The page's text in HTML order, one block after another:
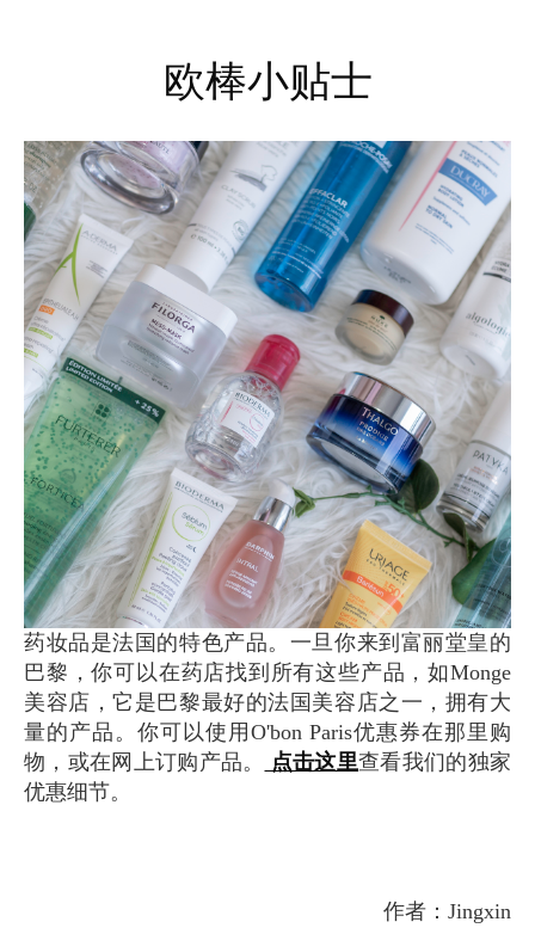
欧棒小贴士
药妆品是法国的特色产品。一旦你来到富丽堂皇的
巴黎，你可以在药店找到所有这些产品，如Monge
美容店，它是巴黎最好的法国美容店之一，拥有大
量的产品。你可以使用O'bon Paris优惠券在那里购
物，或在网上订购产品。
点击这里查看我们的独家
优惠细节。
作者：Jingxin